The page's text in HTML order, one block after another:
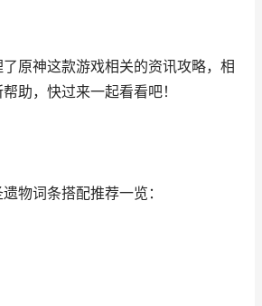
原神这款游戏相关的资讯攻略，相
助，快过来一起看看吧！
物词条搭配推荐一览：